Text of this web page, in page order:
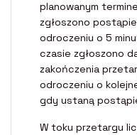
planowanym
zgłoszono
odroczeniu o 5
czasie zgłoszono
zakończenia
odroczeniu o
gdy ustaną
W toku przetargu